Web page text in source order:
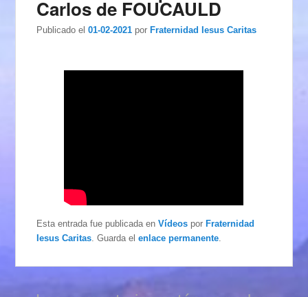
Carlos de FOUCAULD
Publicado el 01-02-2021 porFraternidad Iesus Caritas
Esta entrada fue publicada enVídeos porFraternidad
Iesus Caritas . Guarda elenlace permanente